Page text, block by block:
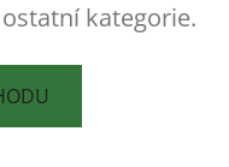
kategorie.